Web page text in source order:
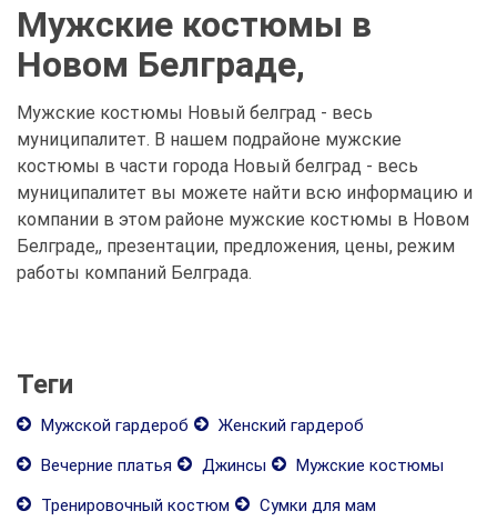
Мужские костюмы в
Новом Белграде,
Мужские костюмы Новый белград - весь
муниципалитет. В нашем подрайоне мужские
костюмы в части города Новый белград - весь
муниципалитет вы можете найти всю информацию и
компании в этом районе мужские костюмы в Новом
Белграде,, презентации, предложения, цены, режим
работы компаний Белграда.
Теги
Мужской гардероб
Женский гардероб
Вечерние платья
Джинсы
Мужские костюмы
Тренировочный костюм
Сумки для мам